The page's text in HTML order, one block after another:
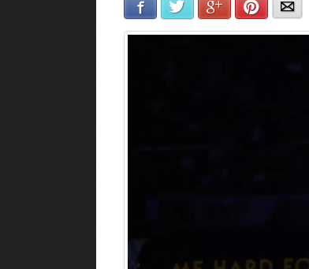
Facebook Twitter Google+Pinterest